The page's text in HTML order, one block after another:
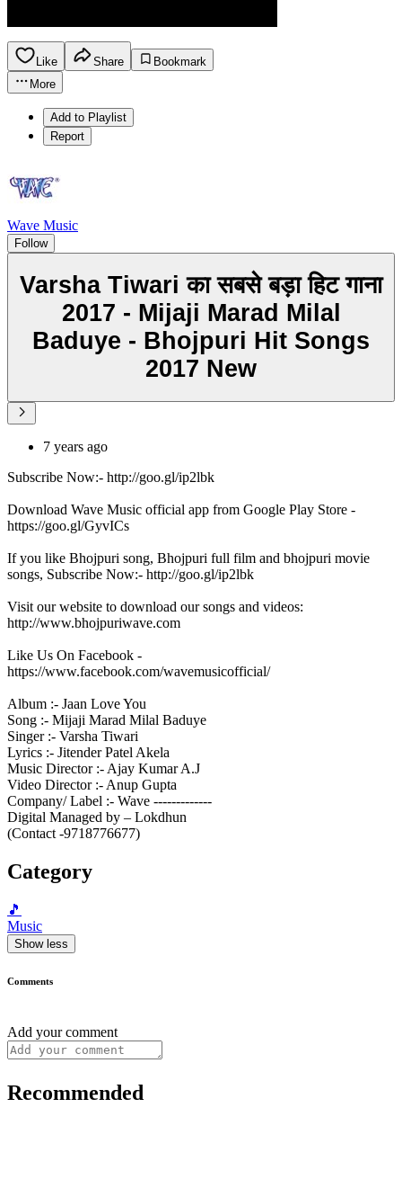
Like Share
Bookmark
More
Add to Playlist
Report
Wave Music
Follow
Varsha Tiwari का सबसे बड़ा हिट गाना
2017 - Mijaji Marad Milal
Baduye - Bhojpuri Hit Songs
2017 New
7 years ago
Subscribe Now:- http://goo.gl/ip2lbk
Download Wave Music official app from Google Play Store -
https://goo.gl/GyvICs
If you like Bhojpuri song, Bhojpuri full film and bhojpuri movie
songs, Subscribe Now:- http://goo.gl/ip2lbk
Visit our website to download our songs and videos:
http://www.bhojpuriwave.com
Like Us On Facebook -
https://www.facebook.com/wavemusicofficial/
Album :- Jaan Love You
Song :- Mijaji Marad Milal Baduye
Singer :- Varsha Tiwari
Lyrics :- Jitender Patel Akela
Music Director :- Ajay Kumar A.J
Video Director :- Anup Gupta
Company/ Label :- Wave -------------
Digital Managed by – Lokdhun
(Contact -9718776677)
Category
🎵
Music
Show less
Comments
Add your comment
Recommended